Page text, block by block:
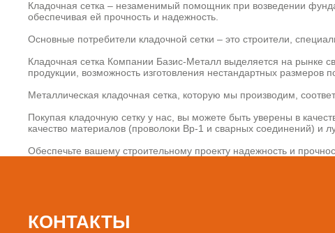
Кладочная сетка – незаменимый помощник при возведении
обеспечивая ей прочность и надежность.
Основные потребители кладочной сетки – это строители,
Кладочная сетка Компании Базис-Металл выделяется на рынке
продукции, возможность изготовления нестандартных размеров
Металлическая кладочная сетка, которую мы производим,
Покупая кладочную сетку у нас, вы можете быть уверены в
качество материалов (проволоки Вр-1 и сварных соединений) и
Обеспечьте вашему строительному проекту надежность и
КОНТАКТЫ